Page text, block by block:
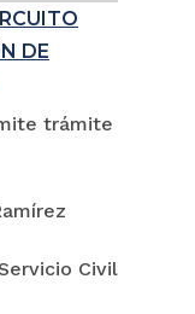
DE
trámite
Civil